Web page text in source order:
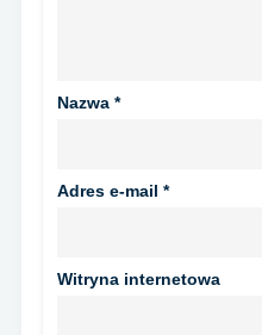
Nazwa *
Adres e-mail *
Witryna internetowa